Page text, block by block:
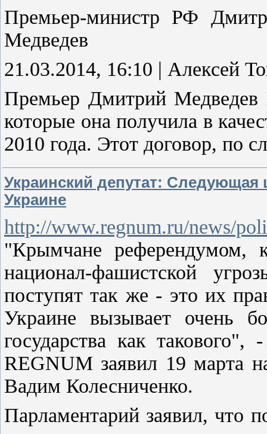
Премьер-министр РФ
Медведев
21.03.2014, 16:10 | Алексей
Премьер Дмитрий Медведев
которые она получила в
2010 года. Этот договор, по
Украинский депутат: Следующая
Украине
http://www.regnum.ru/news/
"Крымчане референдумом,
национал-фашистской
поступят так же - это их
Украине вызывает очень
государства как
REGNUM заявил 19 марта
Вадим Колесниченко.
Парламентарий заявил, что